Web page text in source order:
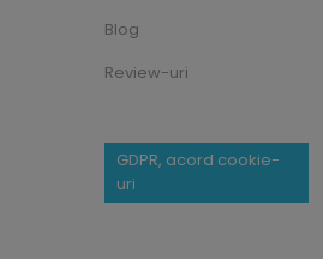
Blog
Review-uri
GDPR, acord cookie-
uri